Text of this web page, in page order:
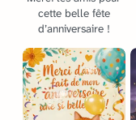
cette belle fête
d’anniversaire !